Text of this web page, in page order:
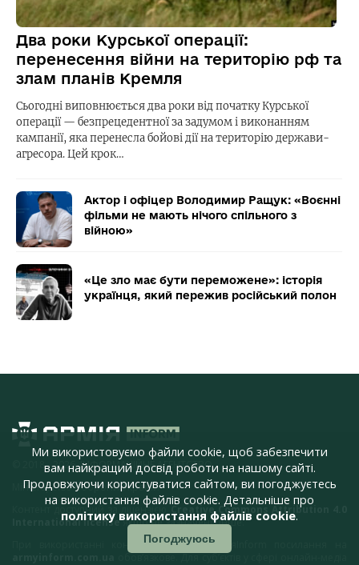
Два роки Курської операції:
перенесення війни на територію рф та
злам планів Кремля
Сьогодні виповнюється два роки від початку Курської
операції — безпрецедентної за задумом і виконанням
кампанії, яка перенесла бойові дії на територію держави-
агресора. Цей крок…
Актор і офіцер Володимир Ращук: «Воєнні
фільми не мають нічого спільного з
війною»
«Це зло має бути переможене»: історія
українця, який пережив російський полон
© 2018 - 2026, ІНФОРМАЦІЙНЕ АГЕНТСТВО,
Міністерство оборони України
Контент доступний за ліцензією
Creative Commons Attribution 4.0
International licenseякщо не зазначено інше.
При використанні контенту з сайту АрміяInform посилання на
обов’язкове. Для суб’єктів у сфері онлайн-медіа
Ми використовуємо файли cookie, щоб забезпечити
вам найкращий досвід роботи на нашому сайті.
Продовжуючи користуватися сайтом, ви погоджуєтесь
на використання файлів cookie. Детальніше про
політику використання файлів cookie.
Погоджуюсь